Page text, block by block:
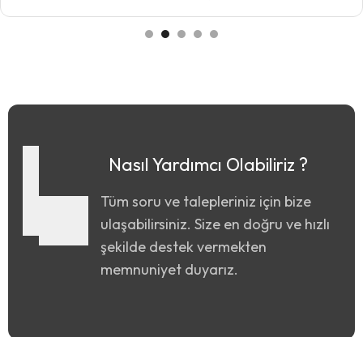
Nasıl Yardımcı Olabiliriz ?
Tüm soru ve talepleriniz için bize
ulaşabilirsiniz. Size en doğru ve hızlı
şekilde destek vermekten
memnuniyet duyarız.